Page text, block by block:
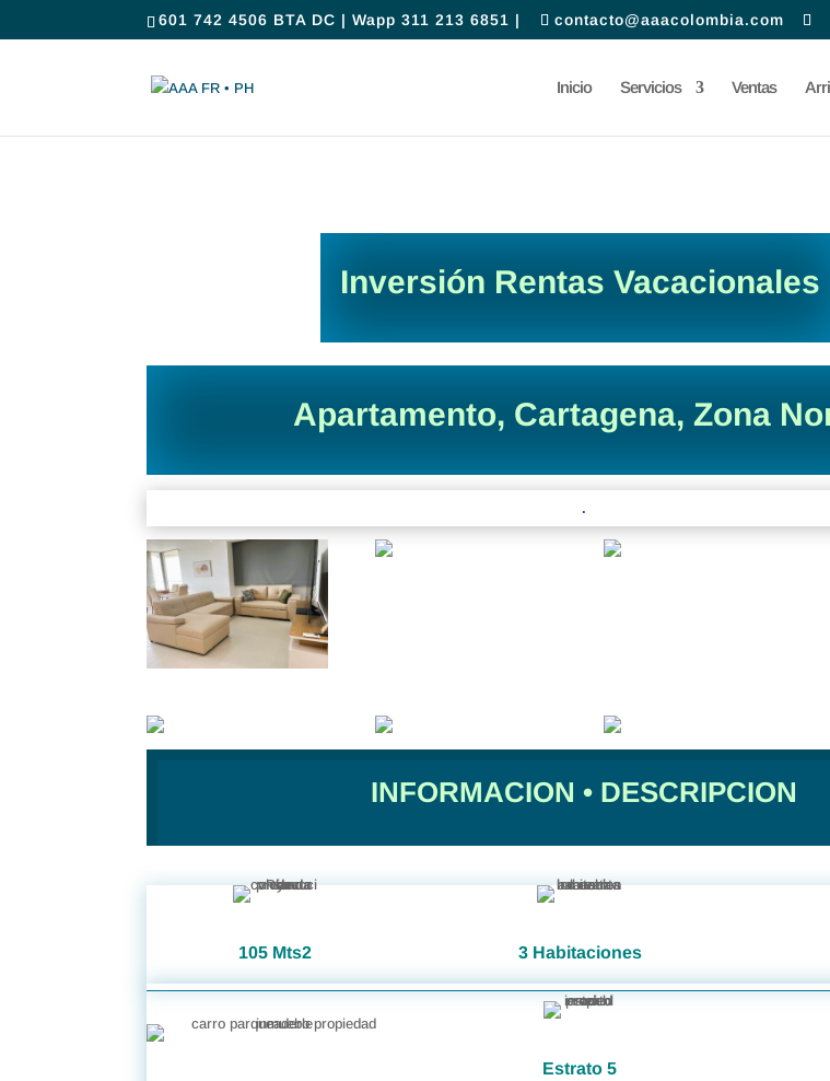
601 742 4506 BTA DC | Wapp 311 213 6851 | contacto@aaacolombia.com
Inicio Servicios Ventas
Inversión Rentas Vacacionales
Apartamento, Cartagena, Zona
.
INFORMACION • DESCRIPCION
105 Mts2 3 Habitaciones
Estrato 5